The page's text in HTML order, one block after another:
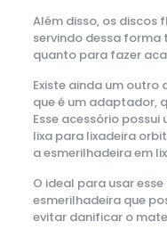
Além disso, os discos
servindo dessa
quanto para fazer
Existe ainda um
que é um adaptador,
Esse acessório
lixa para lixadeira
a esmerilhadeira em
O ideal para usar
esmerilhadeira que
evitar danificar o